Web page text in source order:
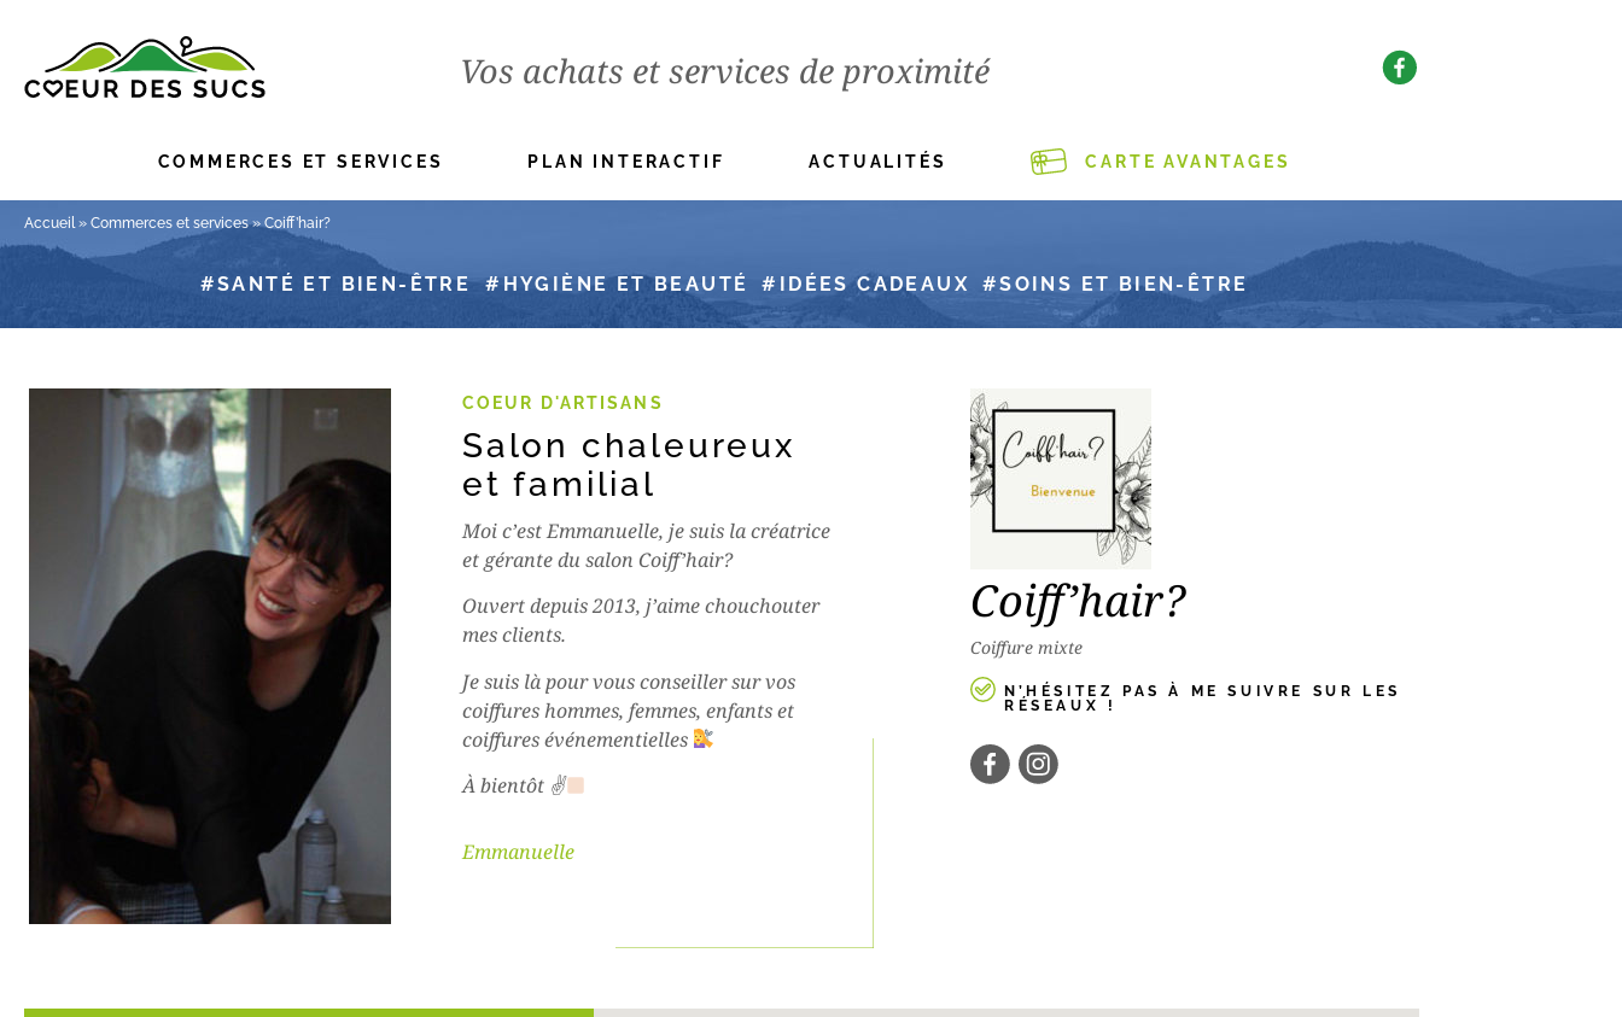
Vos achats et services de proximité
COMMERCES ET SERVICES PLAN INTERACTIF ACTUALITÉS CARTE AVANTAGES
Accueil» Commerces et services»Coiff’hair?
SANTÉ ET BIEN-ÊTRE HYGIÈNE ET BEAUTÉ IDÉES CADEAUX SOINS ET BIEN-ÊTRE
COEUR D'ARTISANS
Salon chaleureux
et familial
Moi c’est Emmanuelle, je suis la créatrice
et gérante du salon Coiff’hair?
Ouvert depuis 2013, j’aime chouchouter
mes clients.
Je suis là pour vous conseiller sur vos
coiffures hommes, femmes, enfants et
coiffures événementielles
À bientôt ✌
Emmanuelle
Coiff’hair?
Coiffure mixte
N’HÉSITEZ PAS À ME SUIVRE SUR LES
RÉSEAUX !